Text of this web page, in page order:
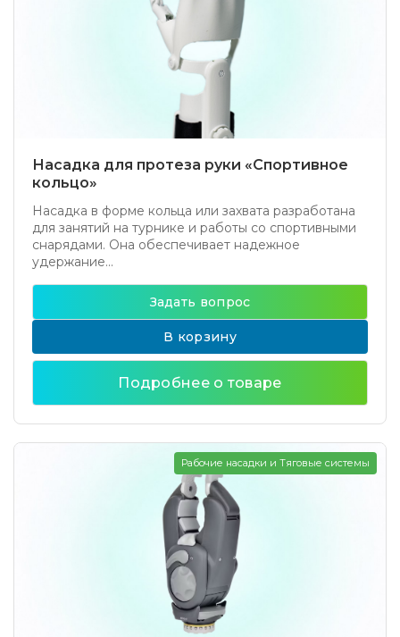
Насадка для протеза руки «Спортивное
кольцо»
Насадка в форме кольца или захвата разработана
для занятий на турнике и работы со спортивными
снарядами. Она обеспечивает надежное
удержание...
Задать вопрос
В корзину
Подробнее о товаре
Рабочие насадки и Тяговые системы